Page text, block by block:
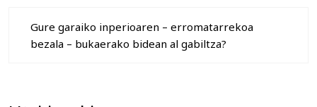
Gure garaiko inperioaren – erromatarrekoa
bezala – bukaerako bidean al gabiltza?